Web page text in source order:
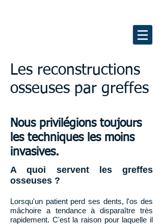
Les reconstructions
osseuses par greffes
Nous privilégions toujours
les techniques les moins
invasives.
A quoi servent les greffes
osseuses ?
Lorsqu'un patient perd ses dents, l'os des
mâchoire a tendance à disparaître très
rapidement. C'est la raison pour laquelle il